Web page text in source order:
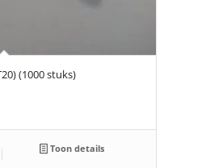
(1000 stuks)
Toon details